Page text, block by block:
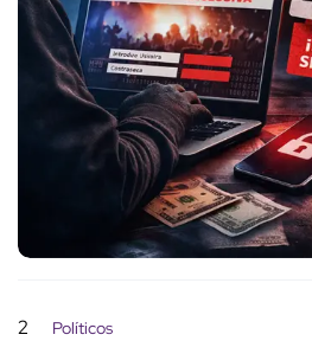
2 Políticos